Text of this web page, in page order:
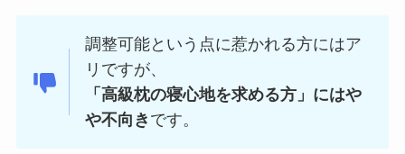
調整可能という点に惹かれる方にはア
リですが、
「高級枕の寝心地を求める方」にはや
や不向き です。